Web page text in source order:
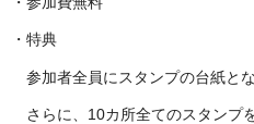
・特典
参加者全員にスタンプの台紙と
さらに、10カ所全てのスタンプ